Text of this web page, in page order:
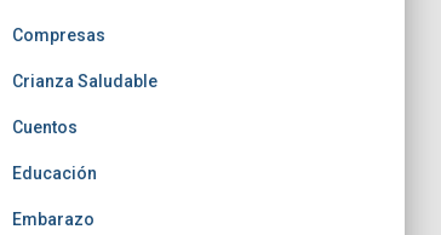
Compresas
Crianza Saludable
Cuentos
Educación
Embarazo